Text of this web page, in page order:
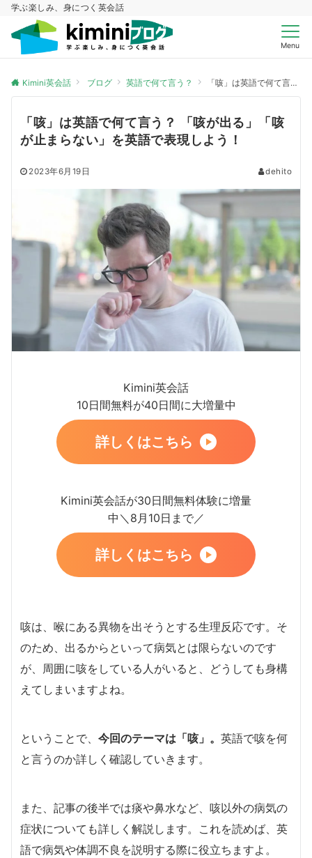
学ぶ楽しみ、身につく英会話
Menu
Kimini英会話 ブログ 英語で何て言う？ 「咳」は英語で何て言う？ 「咳が出る」「咳が止まらない」を英語で表現しよう！
「咳」は英語で何て言う？ 「咳が出る」「咳
が止まらない」を英語で表現しよう！
2023年6月19日 dehito
Kimini英会話
10日間無料が40日間に大増量中
詳しくはこちら
Kimini英会話が30日間無料体験に増量
中＼8月10日まで／
詳しくはこちら
咳は、喉にある異物を出そうとする生理反応です。そ
のため、出るからといって病気とは限らないのです
が、周囲に咳をしている人がいると、どうしても身構
えてしまいますよね。
ということで、 今回のテーマは「咳」。 英語で咳を何
と言うのか詳しく確認していきます。
また、記事の後半では痰や鼻水など、咳以外の病気の
症状についても詳しく解説します。これを読めば、英
語で病気や体調不良を説明する際に役立ちますよ。